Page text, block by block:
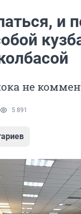
и
не
5 891